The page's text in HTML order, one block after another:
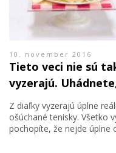
10. november 2016
Tieto veci nie sú
vyzerajú.
Z diaľky vyzerajú úplne
ošúchané tenisky. Všetko
pochopíte, že nejde úplne